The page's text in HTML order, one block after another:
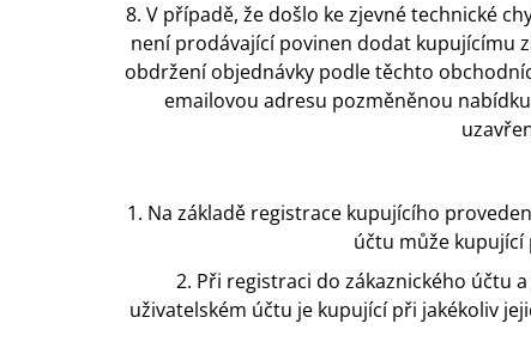
8. V případě, že došlo ke zjevné technické
není prodávající povinen dodat kupujícímu
obdržení objednávky podle těchto
emailovou adresu pozměněnou
1. Na základě registrace kupujícího
účtu může kupující
2. Při registraci do zákaznického účtu
uživatelském účtu je kupující při jakékoliv